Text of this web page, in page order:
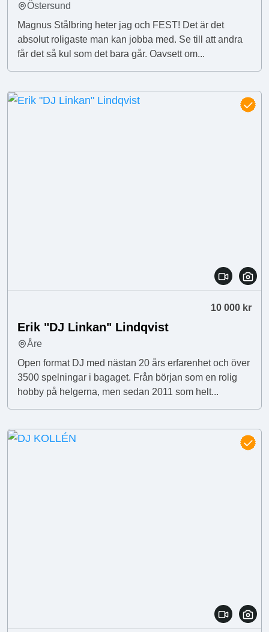
Östersund
Magnus Stålbring heter jag och FEST! Det är det
absolut roligaste man kan jobba med. Se till att andra
får det så kul som det bara går. Oavsett om...
10 000 kr
Erik "DJ Linkan" Lindqvist
Åre
Open format DJ med nästan 20 års erfarenhet och över
3500 spelningar i bagaget. Från början som en rolig
hobby på helgerna, men sedan 2011 som helt...